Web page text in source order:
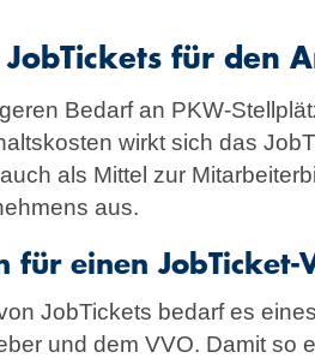
für den
Bedarf an PKW-
wirkt sich das
als Mittel zur
aus.
für einen JobTicket-
JobTickets bedarf es
und dem VVO. Damit so